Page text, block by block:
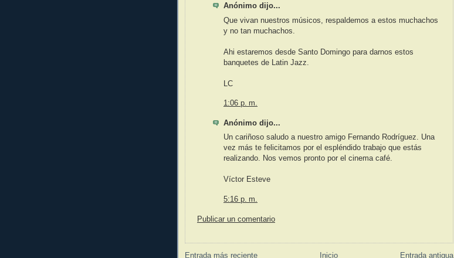
Anónimo dijo...
Que vivan nuestros músicos, respaldemos a estos muchachos
y no tan muchachos.
Ahi estaremos desde Santo Domingo para darnos estos
banquetes de Latin Jazz.
LC
1:06 p. m.
Anónimo dijo...
Un cariñoso saludo a nuestro amigo Fernando Rodríguez. Una
vez más te felicitamos por el espléndido trabajo que estás
realizando. Nos vemos pronto por el cinema café.
Víctor Esteve
5:16 p. m.
Publicar un comentario
Entrada más reciente Entrada antigua
Inicio